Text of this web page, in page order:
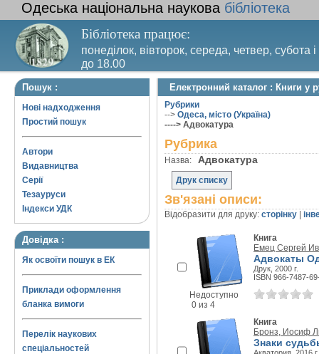
Одеська національна наукова бібліотека
Бібліотека працює:
понеділок, вівторок, середа, четвер, субота
до 18.00
Вихідний день – п’ятниця. Останній четвер
Пошук :
Нові надходження
Простий пошук
Автори
Видавництва
Серії
Тезауруси
Індекси УДК
Довідка :
Як освоїти пошук в ЕК
Приклади оформлення
бланка вимоги
Перелік наукових
спеціальностей
Електронний каталог : Книги у
Рубрики
--> Одеса, місто (Україна)
----> Адвокатура
Рубрика
Назва: Адвокатура
Друк списку
Зв'язані описи:
Відобразити для друку: сторінку
Недоступно
0 из 4
Книга
Емец Сергей
Адвокаты
Друк, 2000 г.
ISBN 966-7487-
Книга
Бронз, Иосиф
Знаки